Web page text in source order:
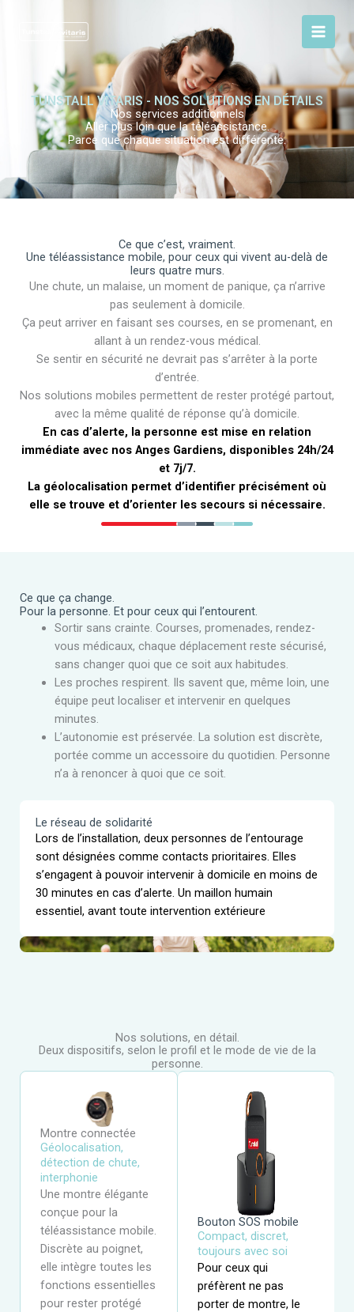
TUNSTALL VITARIS - NOS SOLUTIONS EN DÉTAILS
Nos services additionnels
Aller plus loin que la téléassistance.
Parce que chaque situation est différente.
Ce que c’est, vraiment.
Une téléassistance mobile, pour ceux qui vivent au-delà de
leurs quatre murs.
Une chute, un malaise, un moment de panique, ça n’arrive
pas seulement à domicile.
Ça peut arriver en faisant ses courses, en se promenant, en
allant à un rendez-vous médical.
Se sentir en sécurité ne devrait pas s’arrêter à la porte
d’entrée.
Nos solutions mobiles permettent de rester protégé partout,
avec la même qualité de réponse qu’à domicile.
En cas d’alerte, la personne est mise en relation
immédiate avec nos Anges Gardiens, disponibles 24h/24
et 7j/7.
La géolocalisation permet d’identifier précisément où
elle se trouve et d’orienter les secours si nécessaire.
Ce que ça change.
Pour la personne. Et pour ceux qui l’entourent.
Sortir sans crainte. Courses, promenades, rendez-
vous médicaux, chaque déplacement reste sécurisé,
sans changer quoi que ce soit aux habitudes.
Les proches respirent. Ils savent que, même loin, une
équipe peut localiser et intervenir en quelques
minutes.
L’autonomie est préservée. La solution est discrète,
portée comme un accessoire du quotidien. Personne
n’a à renoncer à quoi que ce soit.
Le réseau de solidarité
Lors de l’installation, deux personnes de l’entourage
sont désignées comme contacts prioritaires. Elles
s’engagent à pouvoir intervenir à domicile en moins de
30 minutes en cas d’alerte. Un maillon humain
essentiel, avant toute intervention extérieure
Nos solutions, en détail.
Deux dispositifs, selon le profil et le mode de vie de la
personne.
Montre connectée
Géolocalisation,
détection de chute,
interphonie
Une montre élégante
conçue pour la
téléassistance mobile.
Discrète au poignet,
elle intègre toutes les
fonctions essentielles
pour rester protégé
Bouton SOS mobile
Compact, discret,
toujours avec soi
Pour ceux qui
préfèrent ne pas
porter de montre, le